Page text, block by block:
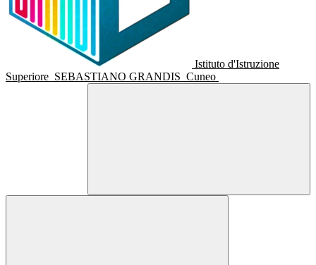
Istituto d'Istruzione
Superiore SEBASTIANO GRANDIS Cuneo